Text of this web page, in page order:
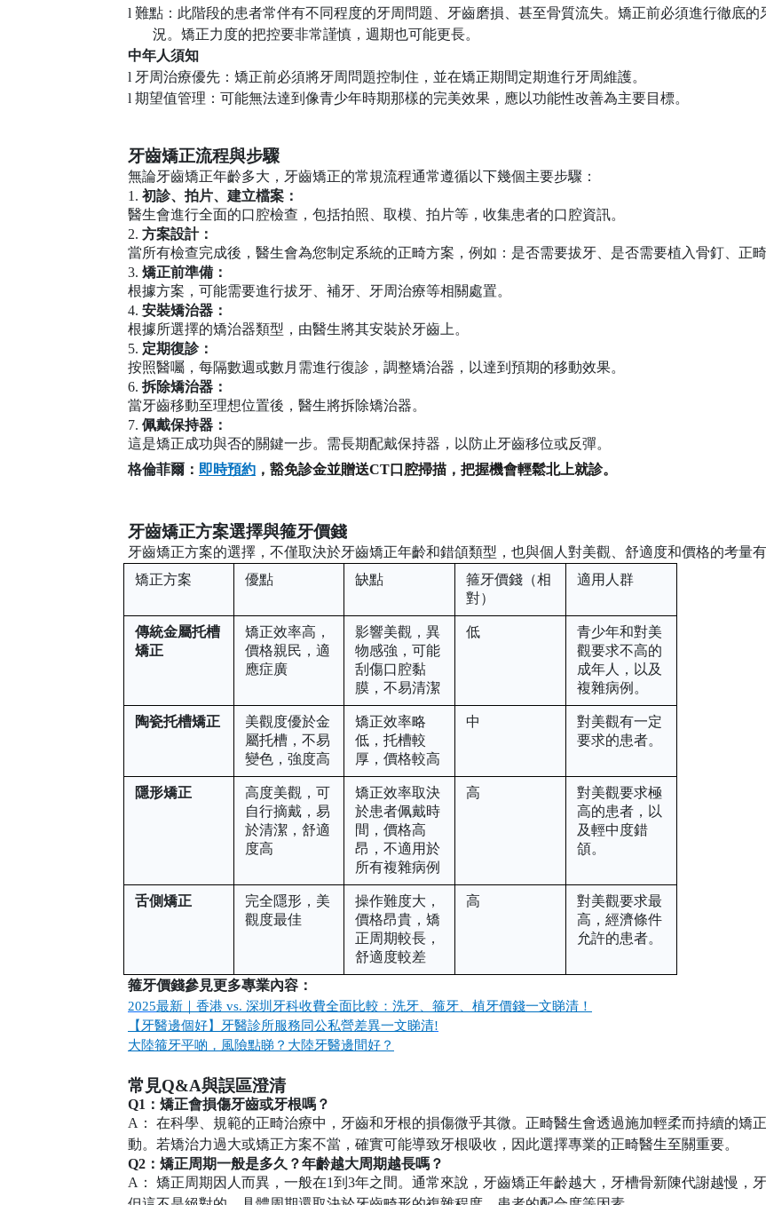
l 難點：此階段的患者常伴有不同程度的牙周問題、牙齒磨損、甚至骨質流失。矯正前必須進行徹底
況。矯正力度的把控要非常謹慎，週期也可能更長。
中年人須知
l 牙周治療優先：矯正前必須將牙周問題控制住，並在矯正期間定期進行牙周維護。
l 期望值管理：可能無法達到像青少年時期那樣的完美效果，應以功能性改善為主要目標。
牙齒矯正流程與步驟
無論牙齒矯正年齡多大，牙齒矯正的常規流程通常遵循以下幾個主要步驟：
1. 初診、拍片、建立檔案：
醫生會進行全面的口腔檢查，包括拍照、取模、拍片等，收集患者的口腔資訊。
2. 方案設計：
當所有檢查完成後，醫生會為您制定系統的正畸方案，例如：是否需要拔牙、是否需要植入骨釘、正
3. 矯正前準備：
根據方案，可能需要進行拔牙、補牙、牙周治療等相關處置。
4. 安裝矯治器：
根據所選擇的矯治器類型，由醫生將其安裝於牙齒上。
5. 定期復診：
按照醫囑，每隔數週或數月需進行復診，調整矯治器，以達到預期的移動效果。
6. 拆除矯治器：
當牙齒移動至理想位置後，醫生將拆除矯治器。
7. 佩戴保持器：
這是矯正成功與否的關鍵一步。需長期配戴保持器，以防止牙齒移位或反彈。
格倫菲爾 ： 即時預約 ，豁免診金並贈送CT口腔掃描，把握機會輕鬆北上就診。
牙齒矯正方案選擇與箍牙價錢
牙齒矯正方案的選擇，不僅取決於牙齒矯正年齡和錯頜類型，也與個人對美觀、舒適度和價格的考量
矯正方案
優點 缺點
箍牙價錢（相
對）
適用人群
傳統金屬托槽
矯正
矯正效率高，
價格親民，適
應症廣
影響美觀，異
物感強，可能
刮傷口腔黏
膜，不易清潔
低
青少年和對美
觀要求不高的
成年人，以及
複雜病例。
陶瓷托槽矯正
美觀度優於金
屬托槽，不易
變色，強度高
矯正效率略
低，托槽較
厚，價格較高
中
對美觀有一定
要求的患者。
隱形矯正
高度美觀，可
自行摘戴，易
於清潔，舒適
度高
矯正效率取決
於患者佩戴時
間，價格高
昂，不適用於
所有複雜病例
高
對美觀要求極
高的患者，以
及輕中度錯
頜。
舌側矯正
完全隱形，美
觀度最佳
操作難度大，
價格昂貴，矯
正周期較長，
舒適度較差
高
對美觀要求最
高，經濟條件
允許的患者。
箍牙價錢參見更多專業內容：
2025最新｜香港 vs. 深圳牙科收費全面比較：洗牙、箍牙、植牙價錢一文睇清！
【牙醫邊個好】牙醫診所服務同公私營差異一文睇清!
大陸箍牙平啲，風險點睇？大陸牙醫邊間好？
常見Q&A與誤區澄清
Q1 ：矯正會損傷牙齒或牙根嗎？
A ： 在科學、規範的正畸治療中，牙齒和牙根的損傷微乎其微。正畸醫生會透過施加輕柔而持續的矯
動。若矯治力過大或矯正方案不當，確實可能導致牙根吸收，因此選擇專業的正畸醫生至關重要。
Q2 ：矯正周期一般是多久？年齡越大周期越長嗎？
A ： 矯正周期因人而異，一般在1到 3年之間。通常來說，牙齒矯正年齡越大，牙槽骨新陳代謝越慢，